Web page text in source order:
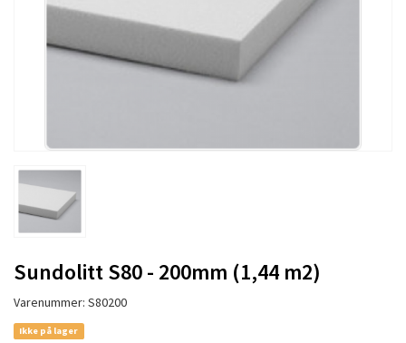
Sundolitt S80 - 200mm (1,44 m2)
Varenummer: S80200
Ikke på lager